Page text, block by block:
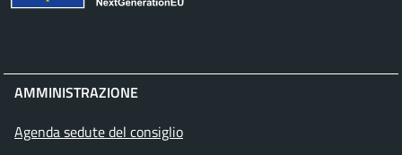
AMMINISTRAZIONE
Agenda sedute del consiglio